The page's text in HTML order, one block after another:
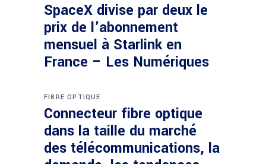
SpaceX divise par deux le
prix de l’abonnement
mensuel à Starlink en
France – Les Numériques
FIBRE OPTIQUE
Connecteur fibre optique
dans la taille du marché
des télécommunications, la